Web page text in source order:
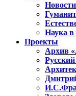
Наука в
Проекты
Архив